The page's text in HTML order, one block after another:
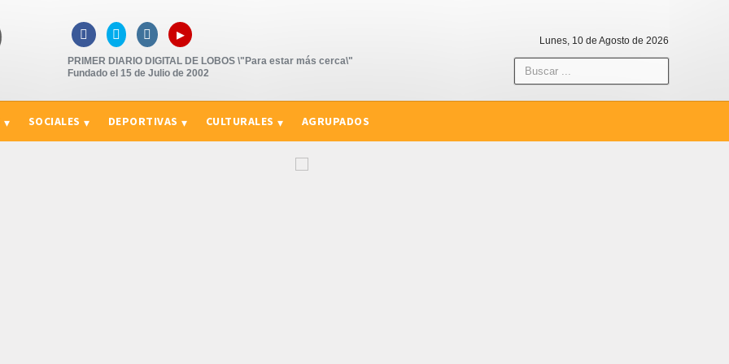
   ▸
PRIMER DIARIO DIGITAL DE LOBOS \"Para estar más cerca\"
Fundado el 15 de Julio de 2002
Lunes, 10 de Agosto de 2026
SOCIALES DEPORTIVAS CULTURALES AGRUPADOS